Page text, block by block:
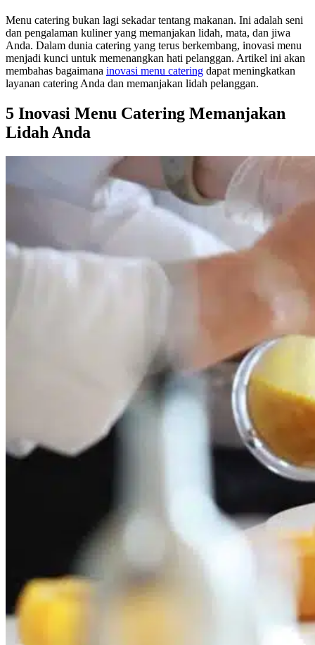
Menu catering bukan lagi sekadar tentang makanan. Ini adalah seni
dan pengalaman kuliner yang memanjakan lidah, mata, dan jiwa
Anda. Dalam dunia catering yang terus berkembang, inovasi menu
menjadi kunci untuk memenangkan hati pelanggan. Artikel ini akan
membahas bagaimana inovasi menu catering dapat meningkatkan
layanan catering Anda dan memanjakan lidah pelanggan.
5 Inovasi Menu Catering Memanjakan
Lidah Anda